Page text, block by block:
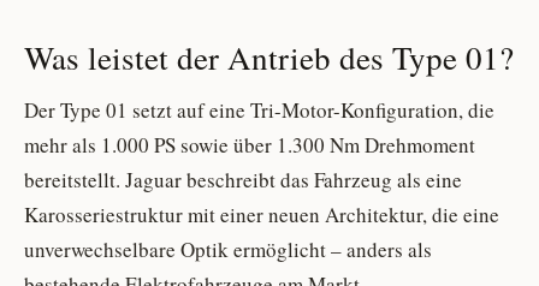
Was leistet der Antrieb des Type 01?
Der Type 01 setzt auf eine Tri-Motor-Konfiguration, die
mehr als 1.000 PS sowie über 1.300 Nm Drehmoment
bereitstellt. Jaguar beschreibt das Fahrzeug als eine
Karosseriestruktur mit einer neuen Architektur, die eine
unverwechselbare Optik ermöglicht – anders als